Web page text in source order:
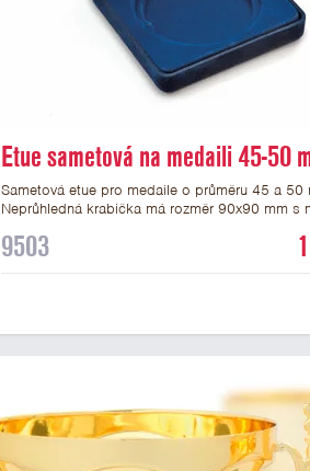
Etue sametová na medaili 45-50
Sametová etue pro medaile o průměru 45 a 50
Neprůhledná krabička má rozměr 90x90 mm s
jsou vhodné pro pamětní medaile a pro
9503